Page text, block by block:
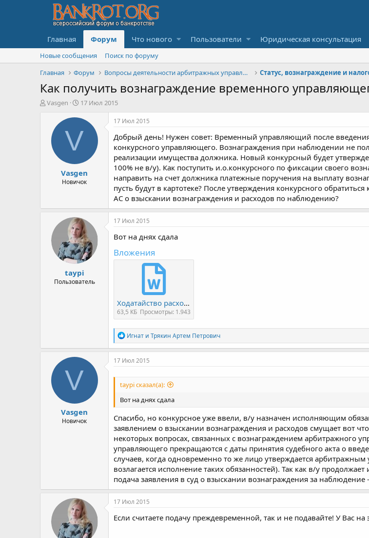
Главная Форум Что нового Пользователи Юридическая консультация
Новые сообщения
Поиск по форуму
Главная
Форум Вопросы деятельности арбитражных управляющих и СРО
Как получить вознаграждение временного
А
Vasgen
Д
т
н
а
л
а
17 Июл 2015
V
Vasgen
Новичок
17 Июл 2015
Добрый день! Нужен совет: Временный управляющий после введения
конкурсного управляющего. Вознаграждения при наблюдении не
реализации имущества должника. Новый конкурсный будет
100% не в/у). Как поступить и.о.конкурсного по фиксации своего
направить на счет должника платежные поручения на выплату
пусть будут в картотеке? После утверждения конкурсного
АС о взыскании вознаграждения и расходов по наблюдению?
taypi
Пользователь
17 Июл 2015
Вот на днях сдала
Вложения
Ходатайство расходы.doc
63,5 КБ Просмотры: 1.943
Р
е
а
к
:
Игнат и Трякин Артем Петрович
V
Vasgen
Новичок
17 Июл 2015
taypi сказал(а):
Вот на днях сдала
Спасибо, но конкурсное уже ввели, в/у назначен исполняющим
заявлением о взыскании вознаграждения и расходов смущает вот
некоторых вопросах, связанных с вознаграждением арбитражного
управляющего прекращаются с даты принятия судебного акта о
случаев, когда одновременно то же лицо утверждается
возлагается исполнение таких обязанностей). Так как в/у
подача заявления в суд о взыскании вознаграждения за наблюдение
17 Июл 2015
Если считаете подачу преждевременной, так и не подавайте! У Вас на